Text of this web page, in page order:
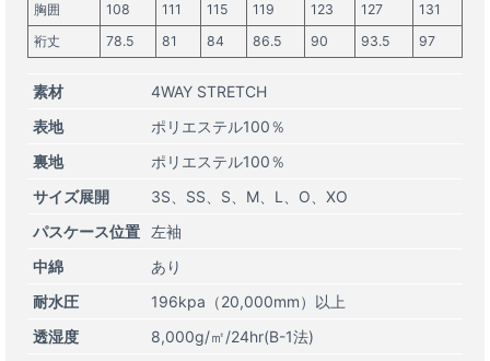
胸囲
108 111 115 119 123 127
131
裄丈
78.5 81 84 86.5 90 93.5 97
素材
4WAY STRETCH
表地
ポリエステル100％
裏地
ポリエステル100％
サイズ展開
3S SS S M L O
XO
パスケース位置
左袖
中綿
あり
耐水圧
196kpa（20,000mm）以上
透湿度
8,000g/㎡/24hr(B-1法)